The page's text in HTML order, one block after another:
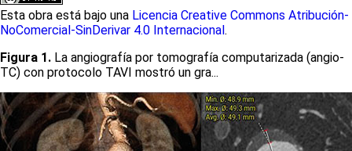
Esta obra está bajo una Licencia Creative Commons Atribución-
NoComercial-SinDerivar 4.0 Internacional.
Figura 1. La angiografía por tomografía computarizada (angio-
TC) con protocolo TAVI mostró un gra...